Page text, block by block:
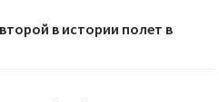
в истории полет в